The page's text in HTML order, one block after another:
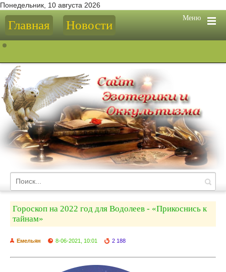
Понедельник, 10 августа 2026
Меню
Главная Новости
Гороскоп на 2022 год для Водолеев - «Прикоснись к
тайнам»
Емельян 8-06-2021, 10:01 2 188